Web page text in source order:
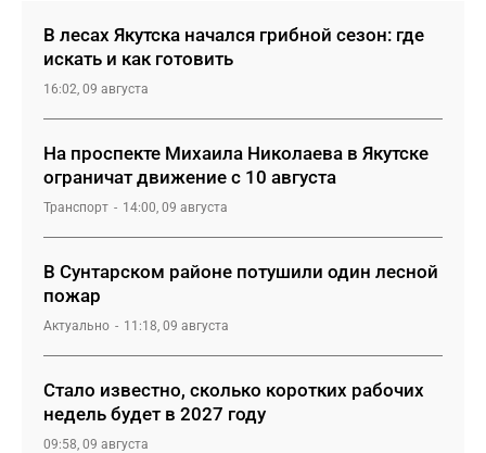
В лесах Якутска начался грибной сезон: где
искать и как готовить
16:02, 09 августа
На проспекте Михаила Николаева в Якутске
ограничат движение с 10 августа
Транспорт 14:00, 09 августа
В Сунтарском районе потушили один лесной
пожар
Актуально 11:18, 09 августа
Стало известно, сколько коротких рабочих
недель будет в 2027 году
09:58, 09 августа